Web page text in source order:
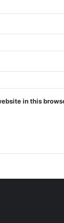
in this